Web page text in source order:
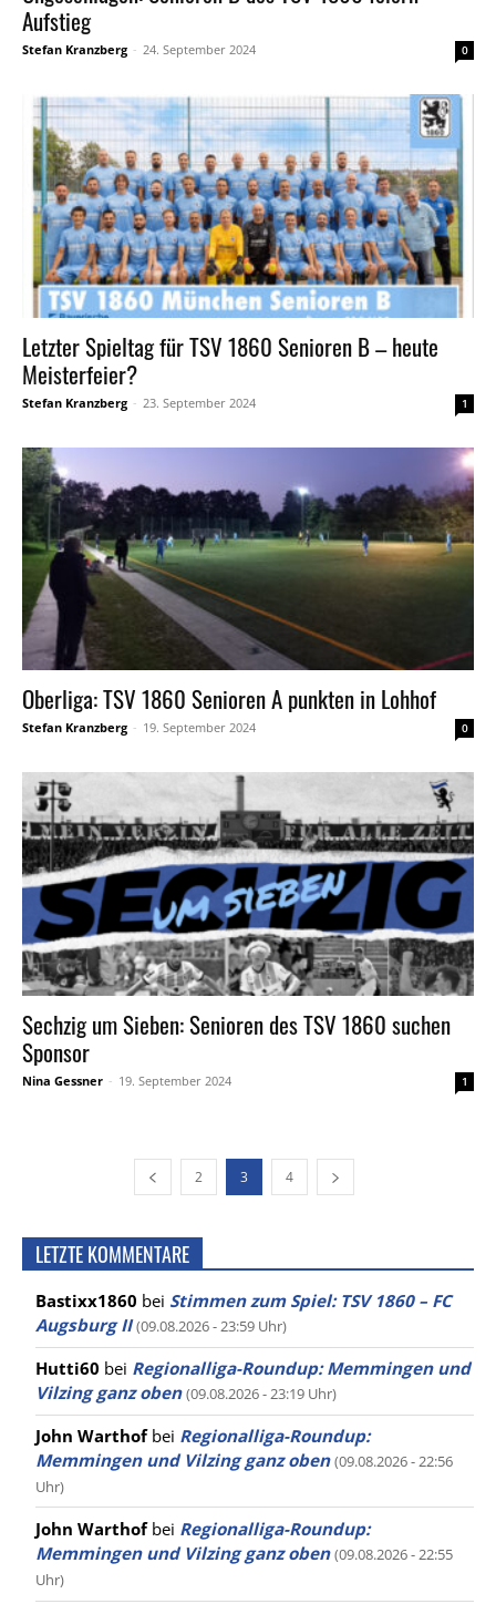
Aufstieg
Stefan Kranzberg - 24. September 2024 0
Letzter Spieltag für TSV 1860 Senioren B – heute
Meisterfeier?
Stefan Kranzberg - 23. September 2024 1
Oberliga: TSV 1860 Senioren A punkten in Lohhof
Stefan Kranzberg - 19. September 2024 0
Sechzig um Sieben: Senioren des TSV 1860 suchen
Sponsor
Nina Gessner - 19. September 2024 1
2 3 4
LETZTE KOMMENTARE
Bastixx1860 bei Stimmen zum Spiel: TSV 1860 – FC
Augsburg II (09.08.2026 - 23:59 Uhr)
Hutti60 bei Regionalliga-Roundup: Memmingen und
Vilzing ganz oben (09.08.2026 - 23:19 Uhr)
John Warthofbei Regionalliga-Roundup:
Memmingen und Vilzing ganz oben (09.08.2026 - 22:56
Uhr)
John Warthofbei Regionalliga-Roundup:
Memmingen und Vilzing ganz oben (09.08.2026 - 22:55
Uhr)